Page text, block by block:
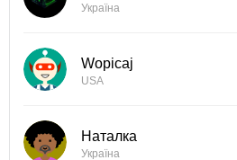
Україна
Wopicaj
USA
Наталка
Україна